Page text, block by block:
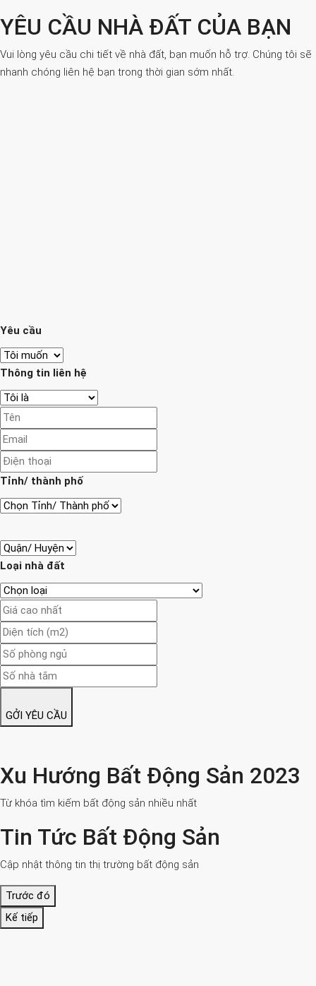
YÊU CẦU NHÀ ĐẤT CỦA BẠN
Vui lòng yêu cầu chi tiết về nhà đất, bạn muốn hỗ trợ. Chúng tôi sẽ
nhanh chóng liên hệ bạn trong thời gian sớm nhất.
Yêu cầu
Thông tin liên hệ
Tỉnh/ thành phố
Loại nhà đất
GỞI YÊU CẦU
Xu Hướng Bất Động Sản 2023
Từ khóa tìm kiếm bất động sản nhiều nhất
Tin Tức Bất Động Sản
Cập nhật thông tin thị trường bất động sản
Trước đó
Kế tiếp